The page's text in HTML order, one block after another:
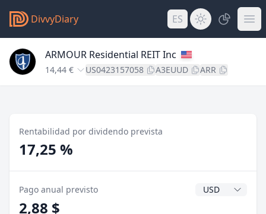
DivvyDiary ES
ARMOUR Residential REIT Inc
14,44 € US0423157058 A3EUUD ARR
Rentabilidad por dividendo prevista
17,25 %
Pago anual previsto Divisa del
2,88 $